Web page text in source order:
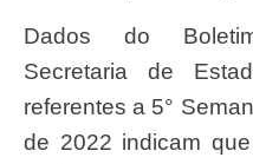
Dados do Boletim Epidemiológico da
Secretaria de
referentes a 5°
de 2022 indicam